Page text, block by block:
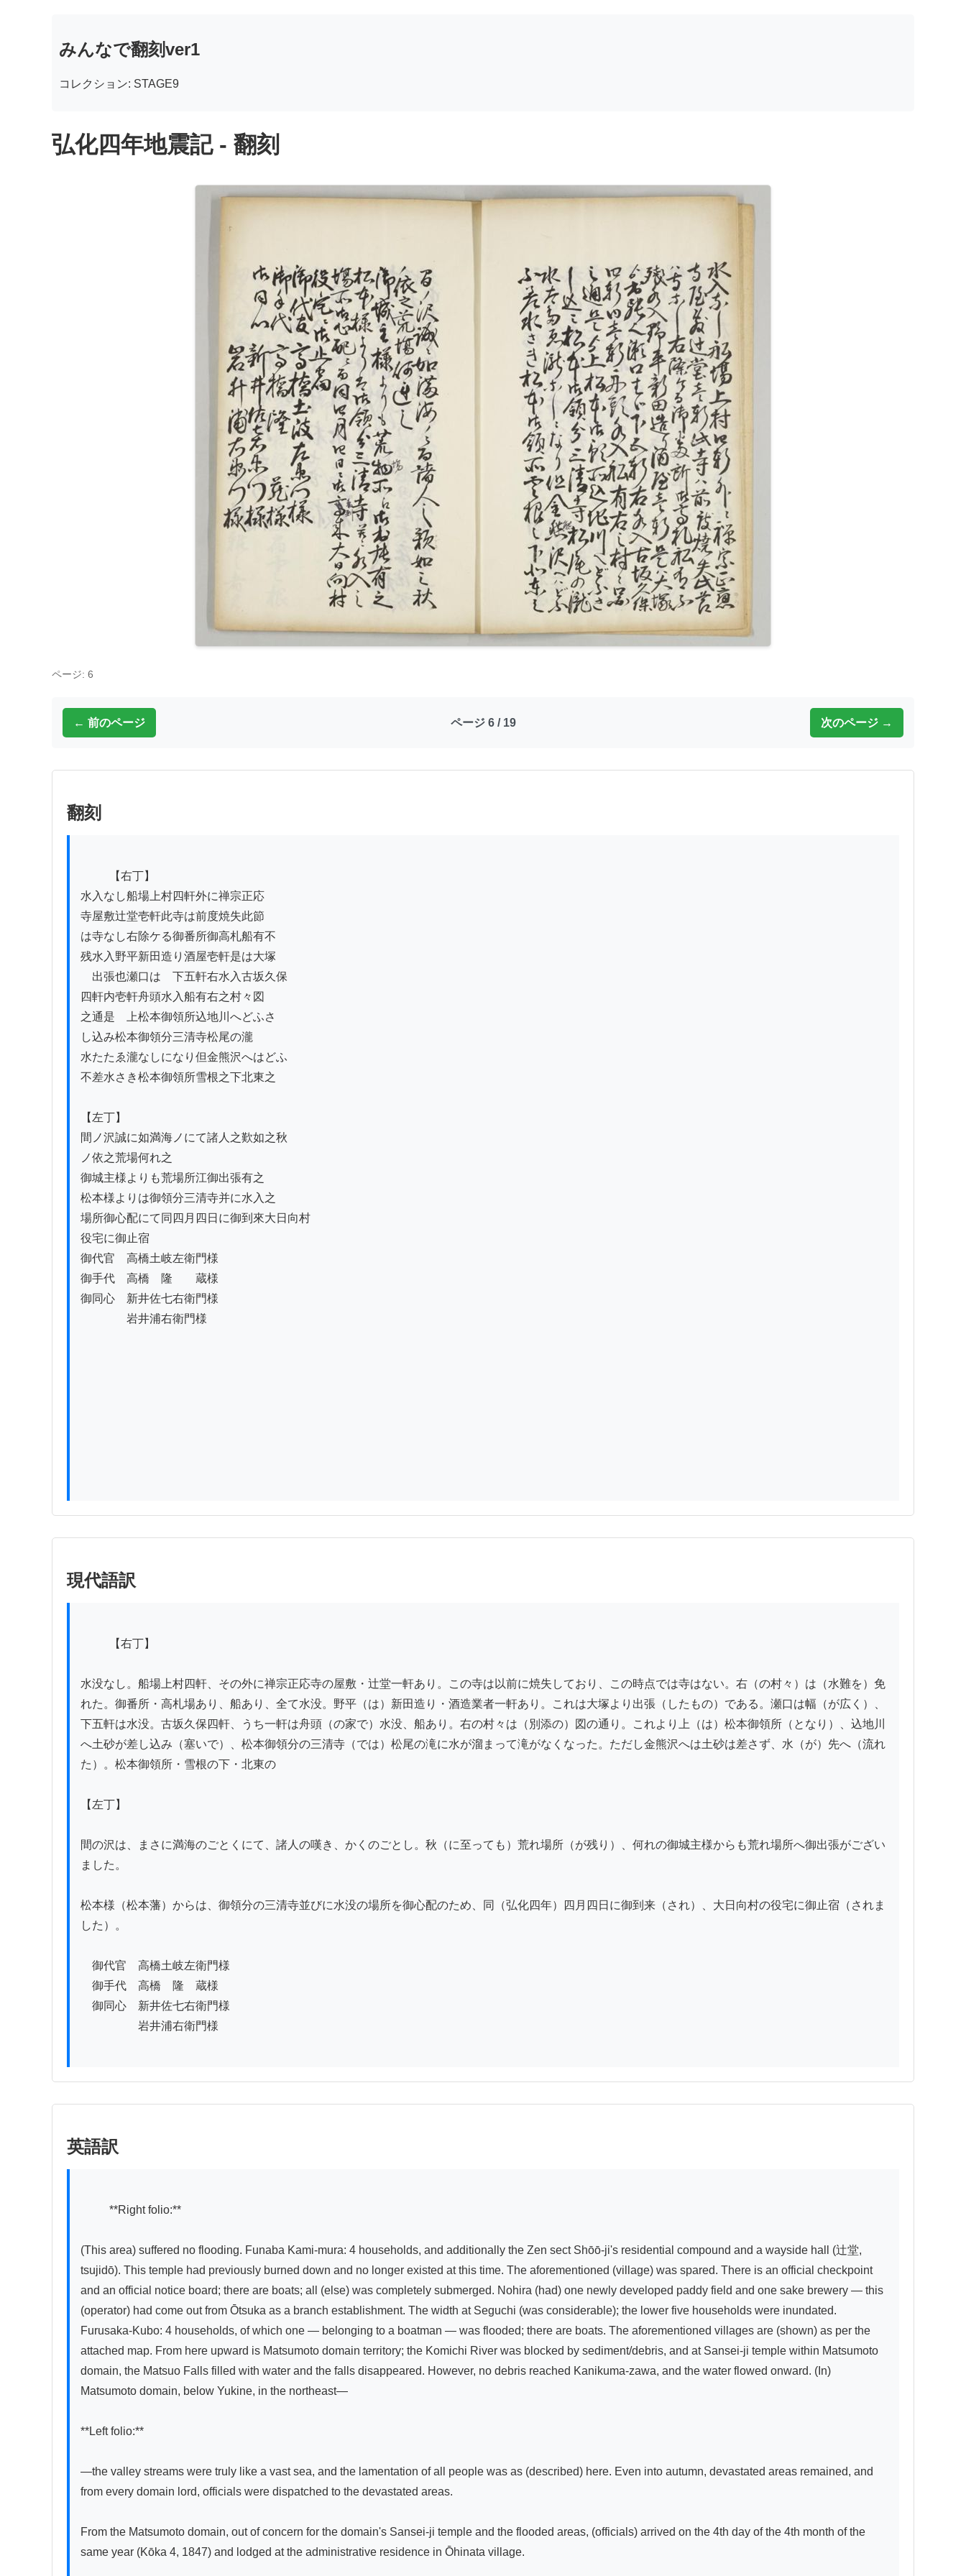
みんなで翻刻ver1
コレクション: STAGE9
弘化四年地震記 - 翻刻
ページ: 6
← 前のページ ページ 6 / 19 次のページ →
翻刻
水入なし船場上村四軒外に禅宗正応
寺屋敷辻堂壱軒此寺は前度焼失此節
は寺なし右除ケる御番所御高札船有不
残水入野平新田造り酒屋壱軒是は大塚
ゟ出張也瀬口はゞ下五軒右水入古坂久保
四軒内壱軒舟頭水入船有右之村々図
之通是ゟ上松本御領所込地川へどふさ
し込み松本御領分三清寺松尾の瀧
水たたゑ瀧なしになり但金熊沢へはどふ
不差水さき松本御領所雪根之下北東之
【左丁】
間ノ沢誠に如満海ノにて諸人之歎如之秋
ノ依之荒場何れ之
御城主様よりも荒場所江御出張有之
松本様よりは御領分三清寺并に水入之
場所御心配にて同四月四日に御到來大日向村
役宅に御止宿
御代官　高橋土岐左衛門様
御手代　高橋　隆　　蔵様
御同心　新井佐七右衛門様
岩井浦右衛門様
現代語訳
水没なし。船場上村四軒、その外に禅宗正応寺の屋敷・辻堂一軒あり。この寺は以前に焼失しており、この時点では寺はない。右（の村々）は（水難を）免
れた。御番所・高札場あり、船あり、全て水没。野平（は）新田造り・酒造業者一軒あり。これは大塚より出張（したもの）である。瀬口は幅（が広く）、
下五軒は水没。古坂久保四軒、うち一軒は舟頭（の家で）水没、船あり。右の村々は（別添の）図の通り。これより上（は）松本御領所（となり）、込地川
へ土砂が差し込み（塞いで）、松本御領分の三清寺（では）松尾の滝に水が溜まって滝がなくなった。ただし金熊沢へは土砂は差さず、水（が）先へ（流れ
た）。松本御領所・雪根の下・北東の
【左丁】
間の沢は、まさに満海のごとくにて、諸人の嘆き、かくのごとし。秋（に至っても）荒れ場所（が残り）、何れの御城主様からも荒れ場所へ御出張がござい
ました。
松本様（松本藩）からは、御領分の三清寺並びに水没の場所を御心配のため、同（弘化四年）四月四日に御到来（され）、大日向村の役宅に御止宿（されま
した）。
御代官　高橋土岐左衛門様
御手代　高橋　隆　蔵様
御同心　新井佐七右衛門様
岩井浦右衛門様
英語訳
(This area) suffered no flooding. Funaba Kami-mura: 4 households, and additionally the Zen sect Shōō-ji's residential compound and a wayside hall (辻堂,
tsujidō). This temple had previously burned down and no longer existed at this time. The aforementioned (village) was spared. There is an official checkpoint
and an official notice board; there are boats; all (else) was completely submerged. Nohira (had) one newly developed paddy field and one sake brewery — this
(operator) had come out from Ōtsuka as a branch establishment. The width at Seguchi (was considerable); the lower five households were inundated.
Furusaka-Kubo: 4 households, of which one — belonging to a boatman — was flooded; there are boats. The aforementioned villages are (shown) as per the
attached map. From here upward is Matsumoto domain territory; the Komichi River was blocked by sediment/debris, and at Sansei-ji temple within Matsumoto
domain, the Matsuo Falls filled with water and the falls disappeared. However, no debris reached Kanikuma-zawa, and the water flowed onward. (In)
Matsumoto domain, below Yukine, in the northeast—
**Left folio:**
—the valley streams were truly like a vast sea, and the lamentation of all people was as (described) here. Even into autumn, devastated areas remained, and
from every domain lord, officials were dispatched to the devastated areas.
From the Matsumoto domain, out of concern for the domain's Sansei-ji temple and the flooded areas, (officials) arrived on the 4th day of the 4th month of the
same year (Kōka 4, 1847) and lodged at the administrative residence in Ōhinata village.